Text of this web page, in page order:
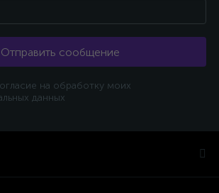
Отправить сообщение
на обработку моих
данных